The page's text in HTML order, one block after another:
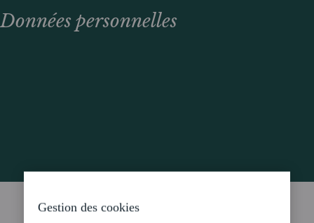
Données personnelles
Gestion des cookies